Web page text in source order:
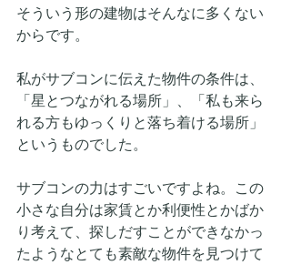
そういう形の建物はそんなに多くない
からです。
私がサブコンに伝えた物件の条件は、
「星とつながれる場所」、「私も来ら
れる方もゆっくりと落ち着ける場所」
というものでした。
サブコンの力はすごいですよね。この
小さな自分は家賃とか利便性とかばか
り考えて、探しだすことができなかっ
たようなとても素敵な物件を見つけて